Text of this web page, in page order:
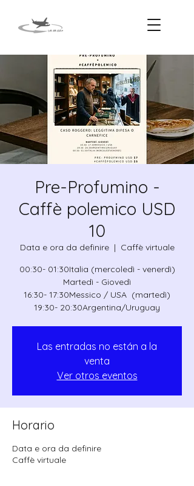
Pre-Profumino -
Caffè polemico USD
10
Data e ora da definire
  |
Caffè virtuale
00:30- 01:30Italia (mercoledì - venerdì)
Martedì - Giovedì
16:30- 17:30Messico / USA (martedì)
19:30- 20:30Argentina/Uruguay
Las entradas no están a la
venta
Ver otros eventos
Horario
Data e ora da definire
Caffè virtuale